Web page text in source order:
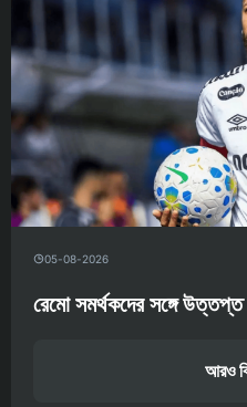
05-08-2026
রেমো সমর্থকদের সঙ্গে
আরও